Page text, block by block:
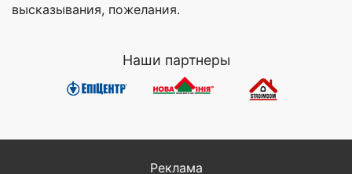
высказывания, пожелания.
Наши партнеры
Реклама